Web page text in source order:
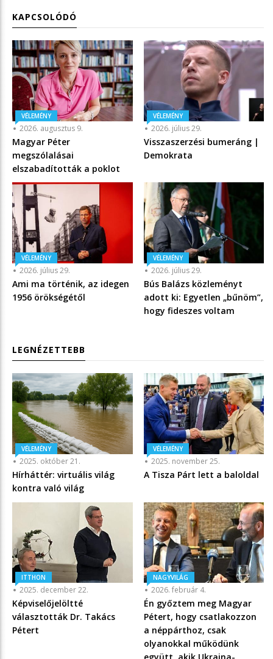
KAPCSOLÓDÓ
VÉLEMÉNY
2026. augusztus 9.
Magyar Péter
megszólalásai
elszabadították a poklot
VÉLEMÉNY
2026. július 29.
Visszaszerzési bumeráng |
Demokrata
VÉLEMÉNY
2026. július 29.
Ami ma történik, az idegen
1956 örökségétől
VÉLEMÉNY
2026. július 29.
Bús Balázs közleményt
adott ki: Egyetlen „bűnöm”,
hogy fideszes voltam
LEGNÉZETTEBB
VÉLEMÉNY
2025. október 21.
Hírháttér: virtuális világ
kontra való világ
VÉLEMÉNY
2025. november 25.
A Tisza Párt lett a baloldal
ITTHON
2025. december 22.
Képviselőjelöltté
választották Dr. Takács
Pétert
NAGYVILÁG
2026. február 4.
Én győztem meg Magyar
Pétert, hogy csatlakozzon
a néppárthoz, csak
olyanokkal működünk